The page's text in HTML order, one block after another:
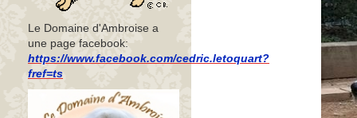
Le Domaine d'Ambroise a
une page facebook:
https://www.facebook.com/cedric.letoquart?
fref=ts